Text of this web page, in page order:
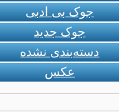
جوک بی ادبی
جوک جدید
دسته‌بندی نشده
عکس